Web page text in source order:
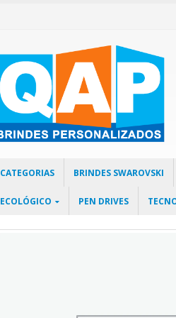
CATEGORIAS BRINDES SWAROVSKI
ECOLÓGICO PEN DRIVES